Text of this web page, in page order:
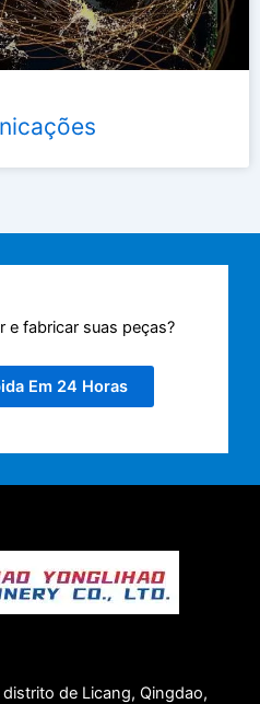
e fabricar suas peças?
Em 24 Horas
de Licang, Qingdao,